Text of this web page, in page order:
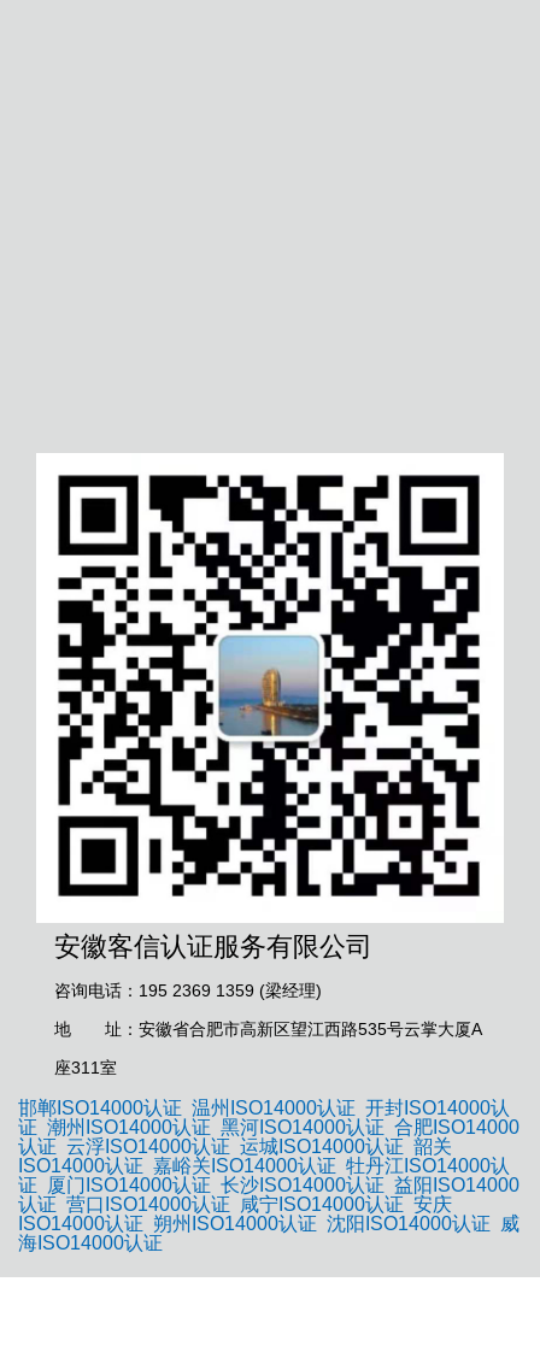
安徽客信认证服务有限公司
咨询电话：195 2369 1359 (梁经理)
地 址：安徽省合肥市高新区望江西路535号云掌大厦A
座311室
邯郸ISO14000认证 温州ISO14000认证 开封ISO14000认
证 潮州ISO14000认证 黑河ISO14000认证 合肥ISO14000
认证 云浮ISO14000认证 运城ISO14000认证 韶关
ISO14000认证 嘉峪关ISO14000认证 牡丹江ISO14000认
证
厦门ISO14000认证 长沙ISO14000认证 益阳ISO14000
认证 营口ISO14000认证 咸宁ISO14000认证 安庆
ISO14000认证 朔州ISO14000认证 沈阳ISO14000认证
威
海ISO14000认证